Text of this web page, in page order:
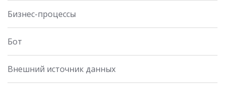
Бизнес-процессы
Бот
Внешний источник данных